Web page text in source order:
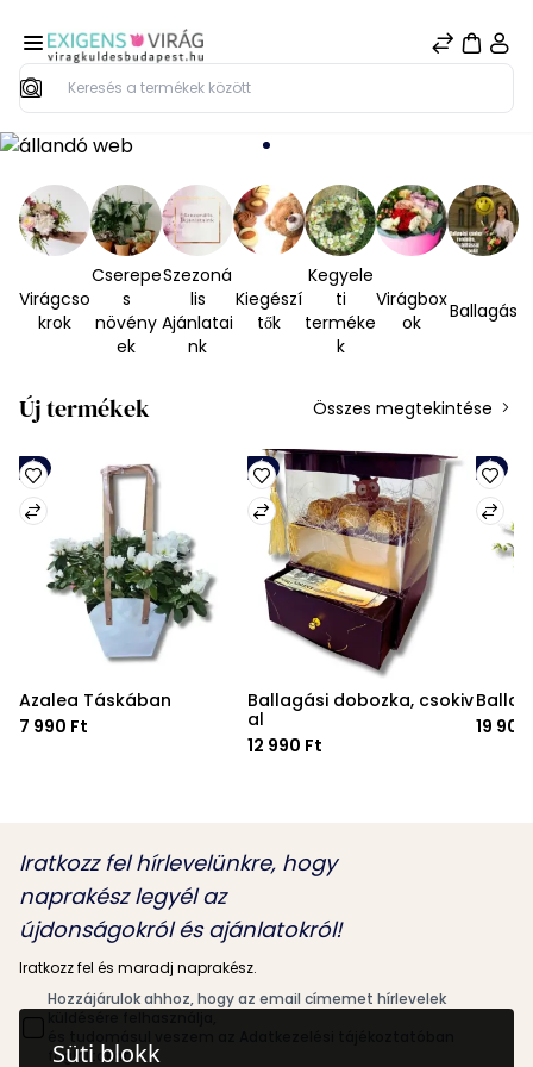
Keresés
Süti blokk
Virágcso
krok
Cserepe
s
növény
ek
Szezoná
lis
Ajánlatai
nk
Kiegészí
tők
Kegyele
ti
terméke
k
Virágbox
ok
Ballagás
Új termékek Összes megtekintése
Új
Azalea Táskában
7 990 Ft
Új
Ballagási dobozka, csokiv
al
12 990 Ft
Új
19
Iratkozz fel hírlevelünkre, hogy
naprakész legyél az
újdonságokról és ajánlatokról!
Iratkozz fel és maradj naprakész.
Hozzájárulok ahhoz, hogy az email címemet hírlevelek
foglaltakat.